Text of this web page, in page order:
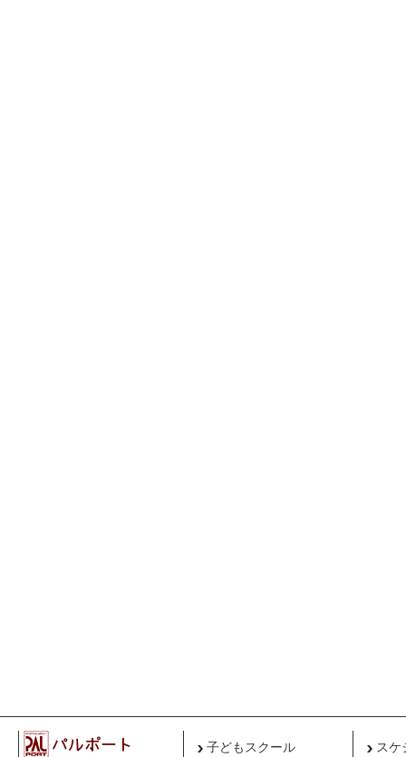
子どもスクール スケ